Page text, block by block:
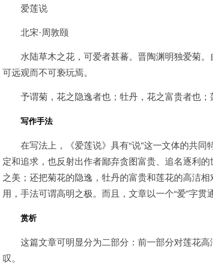
爱莲说
北宋·周敦颐
水陆草木之花，可爱者甚蕃。晋陶渊明独爱菊
可远观而不可亵玩焉。
予谓菊，花之隐逸者也；牡丹，花之富贵者也
写作手法
在写法上，《爱莲说》具有“说”这一文体的共
定和追求，也反射出作者鄙弃贪图富贵、追名逐利
之美；还把菊花的隐逸，牡丹的富贵和莲花的高洁
用，手法可谓高明之极。而且，文章以一个“爱”字贯
赏析
这篇文章可明显分为二部分：前一部分对莲花
叹。